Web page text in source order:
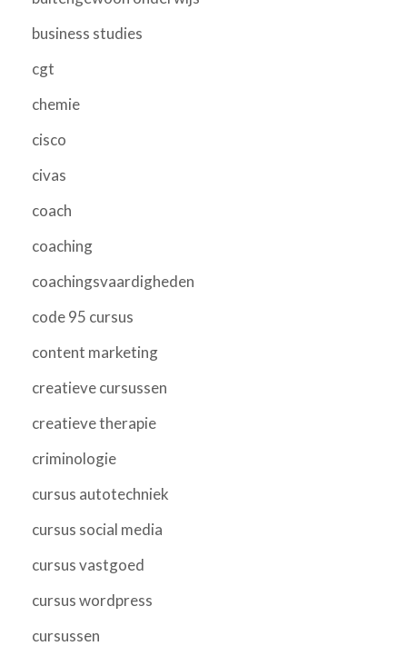
business studies
cgt
chemie
cisco
civas
coach
coaching
coachingsvaardigheden
code 95 cursus
content marketing
creatieve cursussen
creatieve therapie
criminologie
cursus autotechniek
cursus social media
cursus vastgoed
cursus wordpress
cursussen